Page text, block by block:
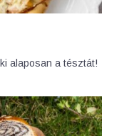
alaposan a tésztát!